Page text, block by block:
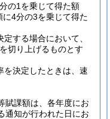
の1を乗じて得た額
に4分の3を乗じて得た
する場合において、
切り上げるものとす
を決定したときは、速
賦課額は、各年度にお
通知が行われた日にお